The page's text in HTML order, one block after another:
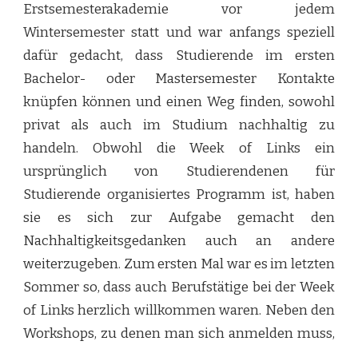
Erstsemesterakademie vor jedem
Wintersemester statt und war anfangs speziell
dafür gedacht, dass Studierende im ersten
Bachelor- oder Mastersemester Kontakte
knüpfen können und einen Weg finden, sowohl
privat als auch im Studium nachhaltig zu
handeln. Obwohl die Week of Links ein
ursprünglich von Studierendenen für
Studierende organisiertes Programm ist, haben
sie es sich zur Aufgabe gemacht den
Nachhaltigkeitsgedanken auch an andere
weiterzugeben. Zum ersten Mal war es im letzten
Sommer so, dass auch Berufstätige bei der Week
of Links herzlich willkommen waren. Neben den
Workshops, zu denen man sich anmelden muss,